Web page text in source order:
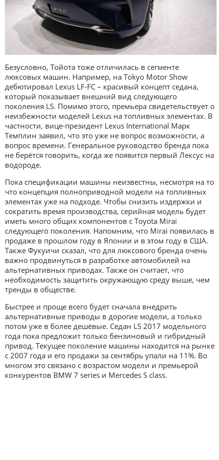
Безусловно, Тойота тоже отличилась в сегменте
люксовых машин. Например, на Tokyo Motor Show
дебютировал Lexus LF-FC – красивый концепт седана,
который показывает внешний вид следующего
поколения LS. Помимо этого, премьера свидетельствует о
неизбежности моделей Lexus на топливных элементах. В
частности, вице-президент Lexus International Марк
Темплин заявил, что это уже не вопрос возможности, а
вопрос времени. Генеральное руководство бренда пока
не берётся говорить, когда же появится первый Лексус на
водороде.
Пока спецификации машины неизвестны, несмотря на то
что концепция полноприводной модели на топливных
элементах уже на подходе. Чтобы снизить издержки и
сократить время производства, серийная модель будет
иметь много общих компонентов с Toyota Mirai
следующего поколения. Напомним, что Mirai появилась в
продаже в прошлом году в Японии и в этом году в США.
Также Фукуичи сказал, что для люксового бренда очень
важно продвинуться в разработке автомобилей на
альтернативных приводах. Также он считает, что
необходимость защитить окружающую среду выше, чем
тренды в обществе.
Быстрее и проще всего будет сначала внедрить
альтернативные приводы в дорогие модели, а только
потом уже в более дешёвые. Седан LS 2017 модельного
года пока предложит только бензиновый и гибридный
привод. Текущее поколение машины находится на рынке
с 2007 года и его продажи за сентябрь упали на 11%. Во
многом это связано с возрастом модели и премьерой
конкурентов BMW 7 series и Mercedes S class.